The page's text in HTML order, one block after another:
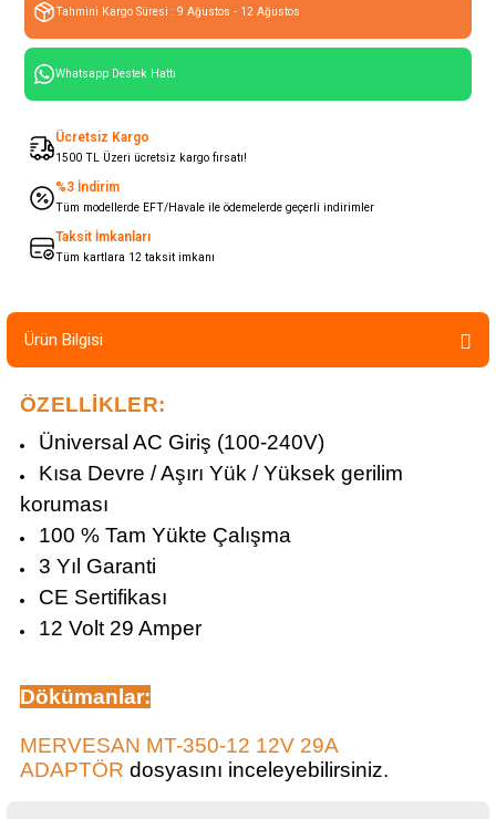
Tahmini Kargo Süresi : 9 Ağustos - 12 Ağustos
Whatsapp Destek Hattı
Ücretsiz Kargo
1500 TL Üzeri ücretsiz kargo fırsatı!
%3 İndirim
Tüm modellerde EFT/Havale ile ödemelerde geçerli indirimler
Taksit İmkanları
Tüm kartlara 12 taksit imkanı
Ürün Bilgisi
ÖZELLİKLER:
Üniversal AC Giriş (100-240V)
Kısa Devre / Aşırı Yük / Yüksek gerilim
koruması
100 % Tam Yükte Çalışma
3 Yıl Garanti
CE Sertifikası
12 Volt 29 Amper
Dökümanlar:
MERVESAN MT-350-12 12V 29A
ADAPTÖR dosyasını inceleyebilirsiniz.